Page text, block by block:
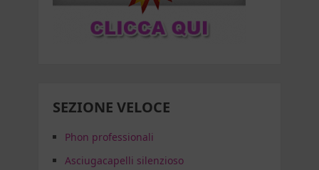
SEZIONE VELOCE
Phon professionali
Asciugacapelli silenzioso